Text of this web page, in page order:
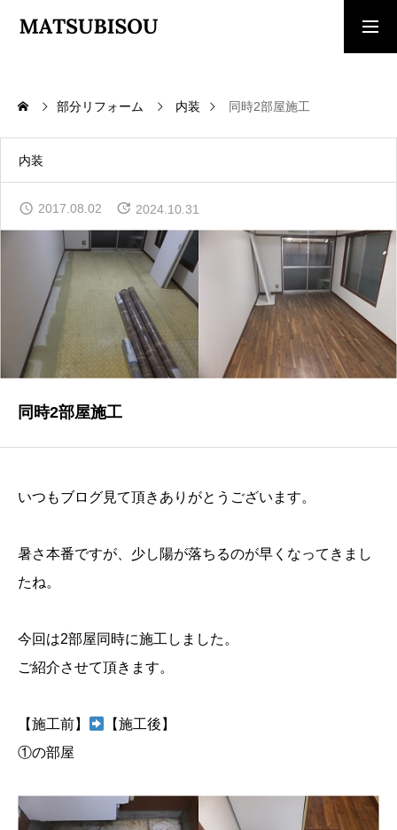
トップページ
WORKS
COMPANY
会社概要
CONTACT
お問い合わせ
NEWS
Q&A
ENTRY
求人採用情報
PRIVACY POLICY
部分リフォーム 内装 同時2部屋施工
内装
2017.08.02 2024.10.31
同時2部屋施工
いつもブログ見て頂きありがとうございます。
暑さ本番ですが、少し陽が落ちるのが早くなってきまし
たね。
今回は2部屋同時に施工しました。
ご紹介させて頂きます。
【施工前】
【施工後】
①の部屋